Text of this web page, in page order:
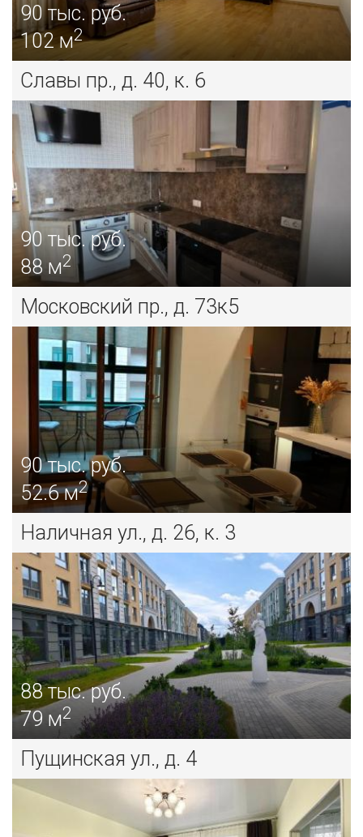
90тыс. руб.
102 м2
Славы пр., д. 40, к. 6
90тыс. руб.
88 м2
Московский пр., д. 73к5
90тыс. руб.
52.6 м2
Наличная ул., д. 26, к. 3
88тыс. руб.
79 м2
Пущинская ул., д. 4